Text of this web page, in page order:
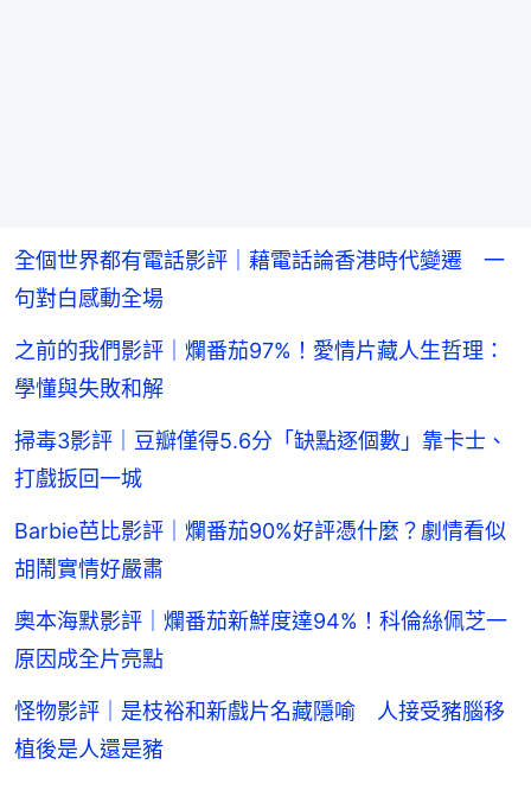
全個世界都有電話影評｜藉電話論香港時代變遷 一
句對白感動全場
之前的我們影評｜爛番茄97%！愛情片藏人生哲理：
學懂與失敗和解
掃毒3影評｜豆瓣僅得5.6分「缺點逐個數」靠卡士、
打戲扳回一城
Barbie芭比影評｜爛番茄90%好評憑什麼？劇情看似
胡鬧實情好嚴肅
奧本海默影評｜爛番茄新鮮度達94%！科倫絲佩芝一
原因成全片亮點
怪物影評｜是枝裕和新戲片名藏隱喻 人接受豬腦移
植後是人還是豬